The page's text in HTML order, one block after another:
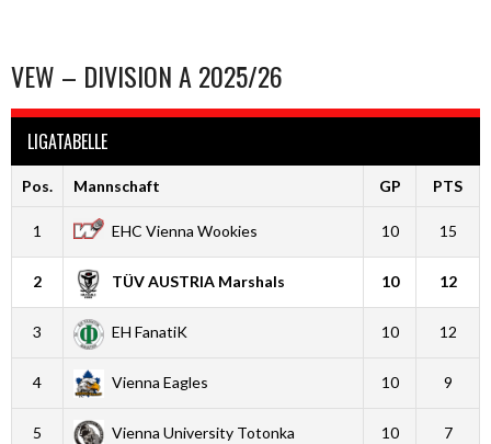
VEW – DIVISION A 2025/26
LIGATABELLE
Pos. Mannschaft GP PTS
1 EHC Vienna Wookies 10 15
2 TÜV AUSTRIA Marshals 10 12
3 EH FanatiK 10 12
4 Vienna Eagles 10 9
5 Vienna University Totonka 10 7